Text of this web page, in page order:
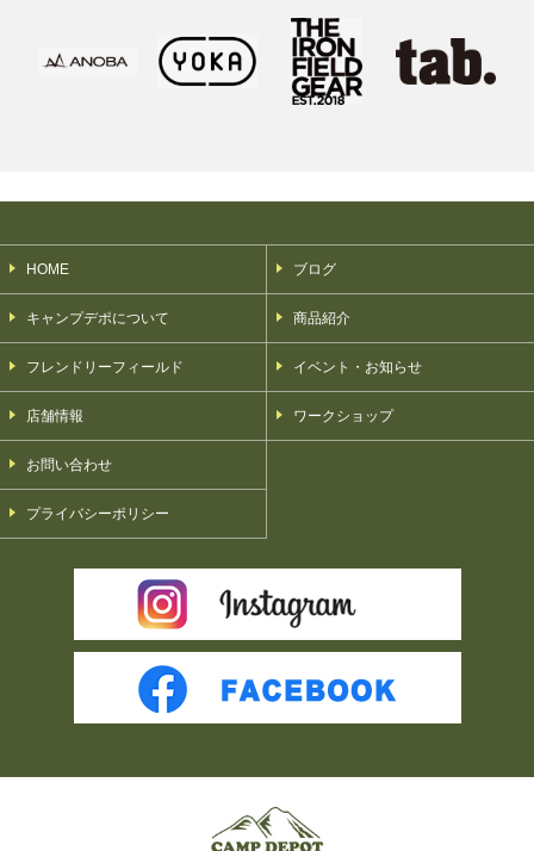
HOME
キャンプデポについて
フレンドリーフィールド
店舗情報
お問い合わせ
プライバシーポリシー
ブログ
商品紹介
イベント・お知らせ
ワークショップ